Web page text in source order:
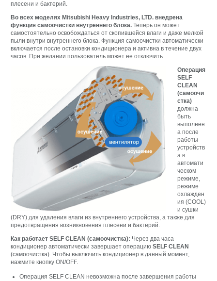
плесени и бактерий.
Во всех моделях Mitsubishi Heavy Industries, LTD. внедрена
функция самоочистки внутреннего блока. Теперь он может
самостоятельно освобождаться от скопившейся влаги и даже мелкой
пыли внутри внутреннего блока. Функция самоочистки автоматически
включается после остановки кондиционера и активна в течение двух
часов. При желании пользователь может ее отключить.
Операция
SELF
CLEAN
(caмоочи
cткa)
должна
быть
выполнен
а после
работы
устройств
а в
автомати
ческом
режиме,
режиме
охлажден
ия (COOL)
и сушки
(DRY) для удаления влаги из внутреннего устройства, а также для
предотвращения возникновения плесени и бактерий.
Как работает SELF CLEAN (caмоочиcткa): Через два часа
кондиционер автоматически завершает операциюSELF CLEAN
(caмоочиcткa). Чтобы выключить кондиционер в данный момент,
нажмите кнопку ON/OFF.
Oпepaция SELF CLEAN нeвозможнa поcлe зaвepшeния paботы